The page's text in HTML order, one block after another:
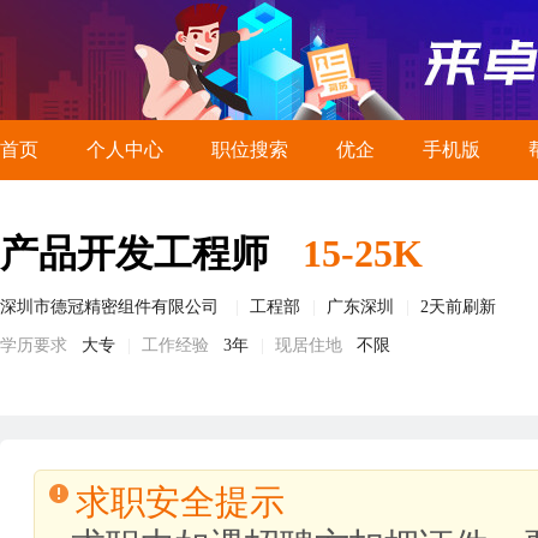
首页 个人中心 职位搜索 优企 手机版
产品开发工程师 15-25K
深圳市德冠精密组件有限公司 工程部 广东深圳 2天前刷新
学历要求 大专 工作经验 3年 现居住地 不限
求职安全提示